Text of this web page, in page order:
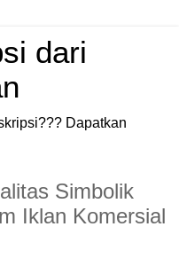
dari
Dapatkan
Simbolik
Iklan Komersial